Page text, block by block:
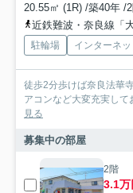
20.55㎡ (1R) /築40年 /
近鉄難波・奈良線「大和西
駐輪場 インターネ
徒歩2分歩けば奈良法華
アコンなど大変充実して
見る
募集中の部屋
2階
3.1万